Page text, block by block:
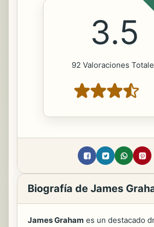
3.5
92 Valoraciones
Biografía de James
James Graham es un destacado